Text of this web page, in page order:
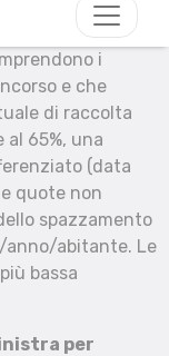
i
e che
di raccolta
65%, una
(data
quote non
spazzamento
anno/abitante. Le
bassa
per